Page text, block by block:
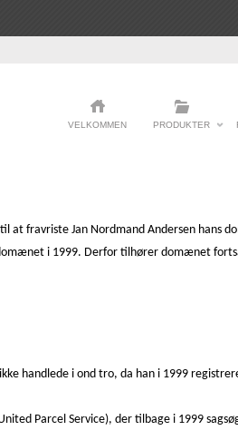
VELKOMMEN PRODUKTER
at fravriste Jan Nordmand Andersen hans
i 1999. Derfor tilhører domænet
handlede i ond tro, da han i 1999
Parcel Service), der tilbage i 1999